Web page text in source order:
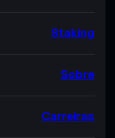
Staking
Sobre
Carreiras